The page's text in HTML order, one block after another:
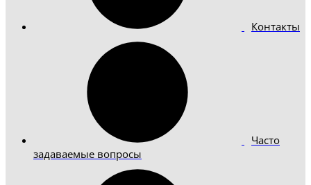
Контакты
Часто
задаваемые вопросы